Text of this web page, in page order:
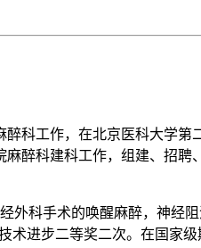
科工作，在北京医科大学
醉科建科工作，组建、招
科手术的唤醒麻醉，神经
进步二等奖二次。在国家级